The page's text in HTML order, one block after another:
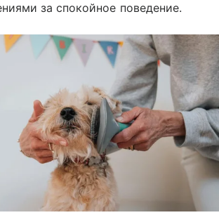
за спокойное поведение.